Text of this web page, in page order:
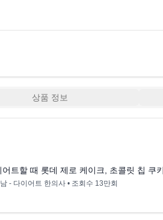
상품 정보
로카카오케이크, 롯데제로초코칩쿠키,
어트할 때 롯데 제로 케이크, 초콜릿 칩 쿠
- 다이어트 한의사 • 조회수 13만회